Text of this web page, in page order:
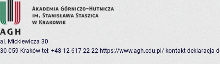
al. Mickiewicza 30
30-059 Kraków tel: +48 12 617 22 22 https://www.agh.edu.pl/ kontakt deklaracja